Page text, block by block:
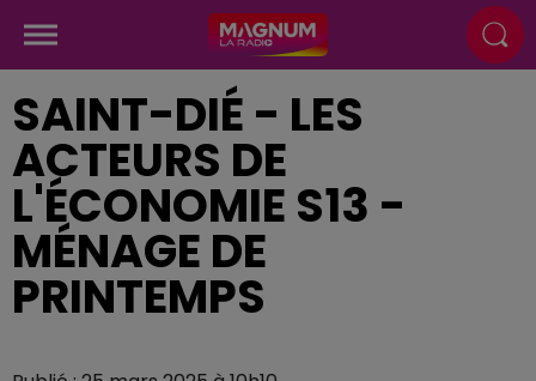
SAINT-DIÉ - LES
ACTEURS DE
L'ÉCONOMIE S13 -
MÉNAGE DE
PRINTEMPS